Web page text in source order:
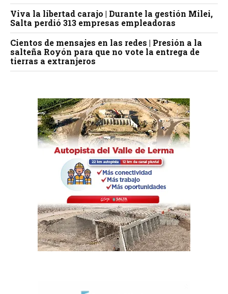
Viva la libertad carajo | Durante la gestión Milei,
Salta perdió 313 empresas empleadoras
Cientos de mensajes en las redes | Presión a la
salteña Royón para que no vote la entrega de
tierras a extranjeros